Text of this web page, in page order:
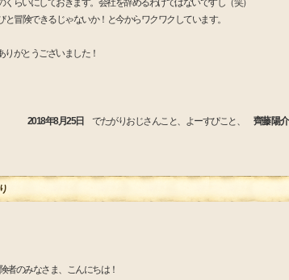
らいにしておきます。会社を辞めるわけではないですし（笑）
冒険できるじゃないか！と今からワクワクしています。
がとうございました！
2018年8月25日 でたがりおじさんこと、よーすぴこと、 齊藤 陽介
者のみなさま、こんにちは！